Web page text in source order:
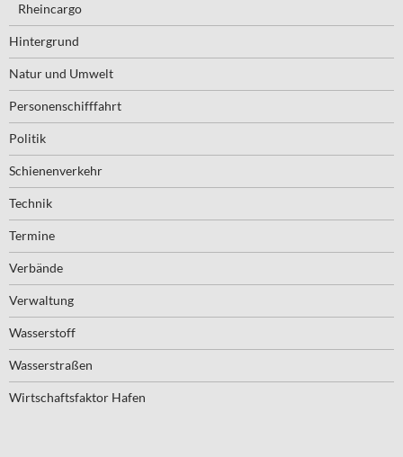
Rheincargo
Hintergrund
Natur und Umwelt
Personenschifffahrt
Politik
Schienenverkehr
Technik
Termine
Verbände
Verwaltung
Wasserstoff
Wasserstraßen
Wirtschaftsfaktor Hafen